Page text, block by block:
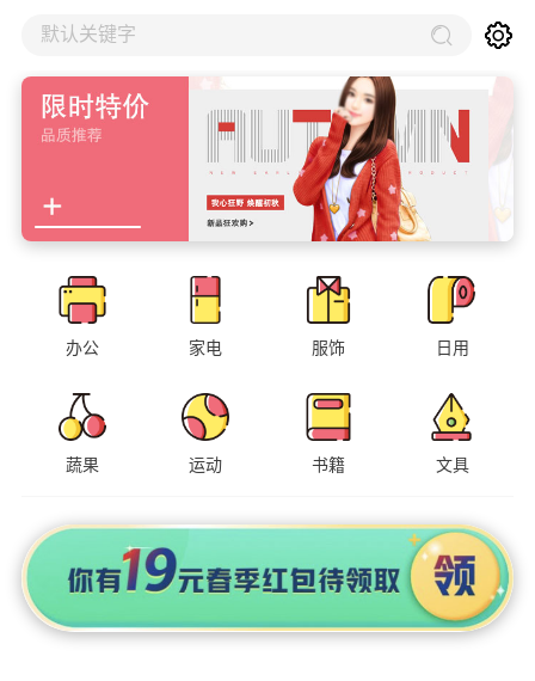
默认关键字
办公 家电 服饰 日用
蔬果 运动 书籍 文具